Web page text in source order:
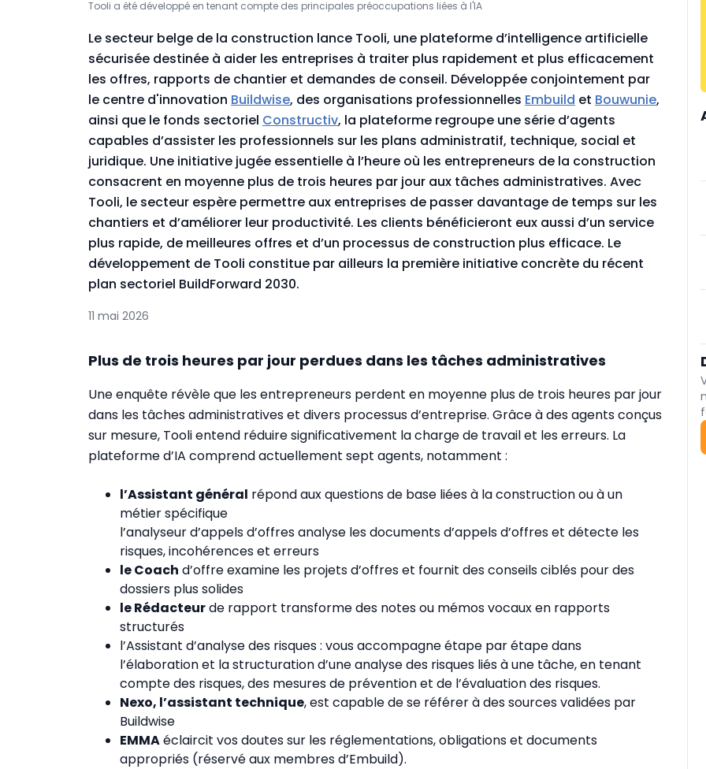
Tooli a été développé en tenant compte des principales préoccupations liées à l'IA
Le secteur belge de la construction lance Tooli, une plateforme d’intelligence artificielle
sécurisée destinée à aider les entreprises à traiter plus rapidement et plus efficacement
les offres, rapports de chantier et demandes de conseil. Développée conjointement par
le centre d'innovation Buildwise, des organisations professionnelles Embuild et Bouwunie,
ainsi que le fonds sectoriel Constructiv, la plateforme regroupe une série d’agents
capables d’assister les professionnels sur les plans administratif, technique, social et
juridique. Une initiative jugée essentielle à l’heure où les entrepreneurs de la construction
consacrent en moyenne plus de trois heures par jour aux tâches administratives. Avec
Tooli, le secteur espère permettre aux entreprises de passer davantage de temps sur les
chantiers et d’améliorer leur productivité. Les clients bénéficieront eux aussi d’un service
plus rapide, de meilleures offres et d’un processus de construction plus efficace. Le
développement de Tooli constitue par ailleurs la première initiative concrète du récent
plan sectoriel BuildForward 2030.
11 mai 2026
Plus de trois heures par jour perdues dans les tâches administratives
Une enquête révèle que les entrepreneurs perdent en moyenne plus de trois heures par jour
dans les tâches administratives et divers processus d’entreprise. Grâce à des agents conçus
sur mesure, Tooli entend réduire significativement la charge de travail et les erreurs. La
plateforme d’IA comprend actuellement sept agents, notamment :
l’Assistant général répond aux questions de base liées à la construction ou à un
métier spécifique
l’analyseur d’appels d’offres analyse les documents d’appels d’offres et détecte les
risques, incohérences et erreurs
le Coach d’offre examine les projets d’offres et fournit des conseils ciblés pour des
dossiers plus solides
le Rédacteurde rapport transforme des notes ou mémos vocaux en rapports
structurés
l’Assistant d’analyse des risques : vous accompagne étape par étape dans
l’élaboration et la structuration d’une analyse des risques liés à une tâche, en tenant
compte des risques, des mesures de prévention et de l’évaluation des risques.
Nexo, l’assistant technique, est capable de se référer à des sources validées par
Buildwise
EMMAéclaircit vos doutes sur les réglementations, obligations et documents
appropriés (réservé aux membres d’Embuild).